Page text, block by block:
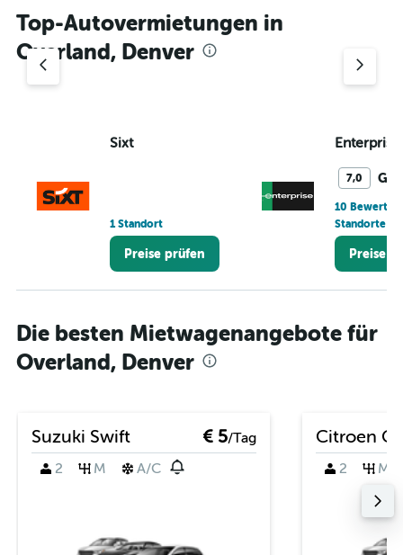
Top-Autovermietungen in
Overland, Denver
Sixt
1 Standort
Preise prüfen
7,0 Gut
10
Standorte
Preise
Die besten Mietwagenangebote für
Overland, Denver
Suzuki Swift € 5/Tag
2
M A/C
Citroen C3
2 M